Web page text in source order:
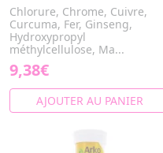
Chlorure, Chrome, Cuivre,
Curcuma, Fer, Ginseng,
Hydroxypropyl
méthylcellulose, Ma...
9,38€
AJOUTER AU PANIER